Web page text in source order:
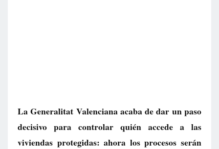
La Generalitat Valenciana acaba de dar un paso
decisivo para controlar quién accede a las
viviendas protegidas: ahora los procesos serán